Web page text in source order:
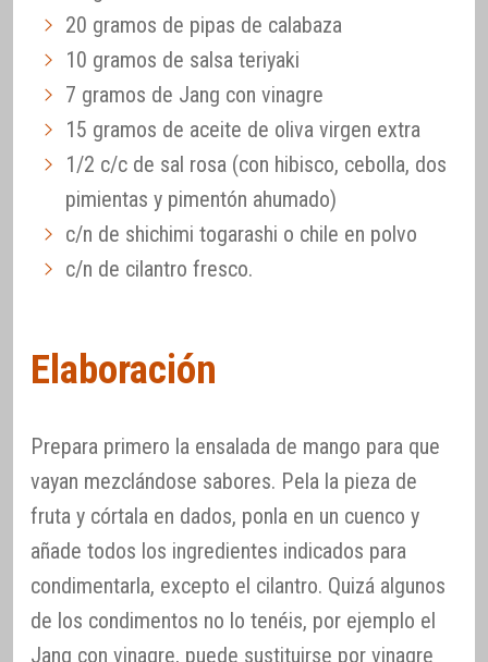
20 gramos de pipas de calabaza
10 gramos de salsa teriyaki
7 gramos de Jang con vinagre
15 gramos de aceite de oliva virgen extra
1/2 c/c de sal rosa (con hibisco, cebolla, dos
pimientas y pimentón ahumado)
c/n de shichimi togarashi o chile en polvo
c/n de cilantro fresco.
Elaboración
Prepara primero la ensalada de mango para que
vayan mezclándose sabores. Pela la pieza de
fruta y córtala en dados, ponla en un cuenco y
añade todos los ingredientes indicados para
condimentarla, excepto el cilantro. Quizá algunos
de los condimentos no lo tenéis, por ejemplo el
Jang con vinagre, puede sustituirse por vinagre